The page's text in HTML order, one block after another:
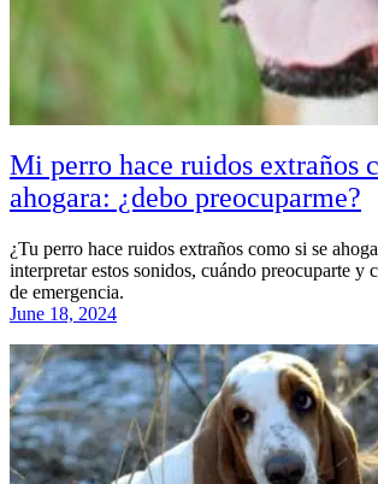
Mi perro hace ruidos extraños
ahogara: ¿debo preocuparme?
¿Tu perro hace ruidos extraños como si se
interpretar estos sonidos, cuándo preocuparte y
de emergencia.
June 18, 2024